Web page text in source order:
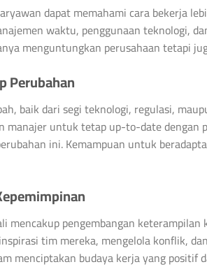
dapat memahami cara bekerja
waktu, penggunaan teknologi,
menguntungkan perusahaan tetapi
Perubahan
baik dari segi teknologi, regulasi,
manajer untuk tetap up-to-date dengan
ini. Kemampuan untuk
mencakup pengembangan
tim mereka, mengelola konflik,
menciptakan budaya kerja yang positif